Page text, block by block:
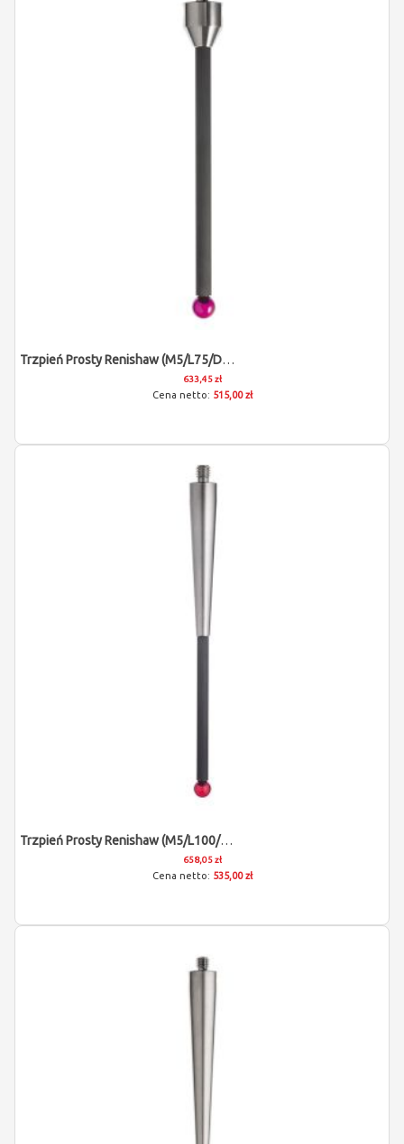
Trzpień Prosty Renishaw (M5/L75/D10)
633,45 zł
515,00 zł
Trzpień Prosty Renishaw (M5/L100/D6)
658,05 zł
535,00 zł